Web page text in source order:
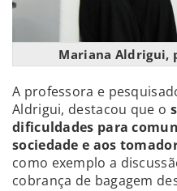
Mariana Aldrigui,
A professora e
Aldrigui, destacou que o
dificuldades para
sociedade e aos
como exemplo a
cobrança de bagagem